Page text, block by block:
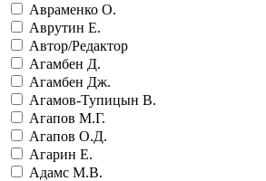
Авраменко О.
Аврутин Е.
Автор/Редактор
Агамбен Д.
Агамбен Дж.
Агамов-Тупицын В.
Агапов М.Г.
Агапов О.Д.
Агарин Е.
Адамс М.В.